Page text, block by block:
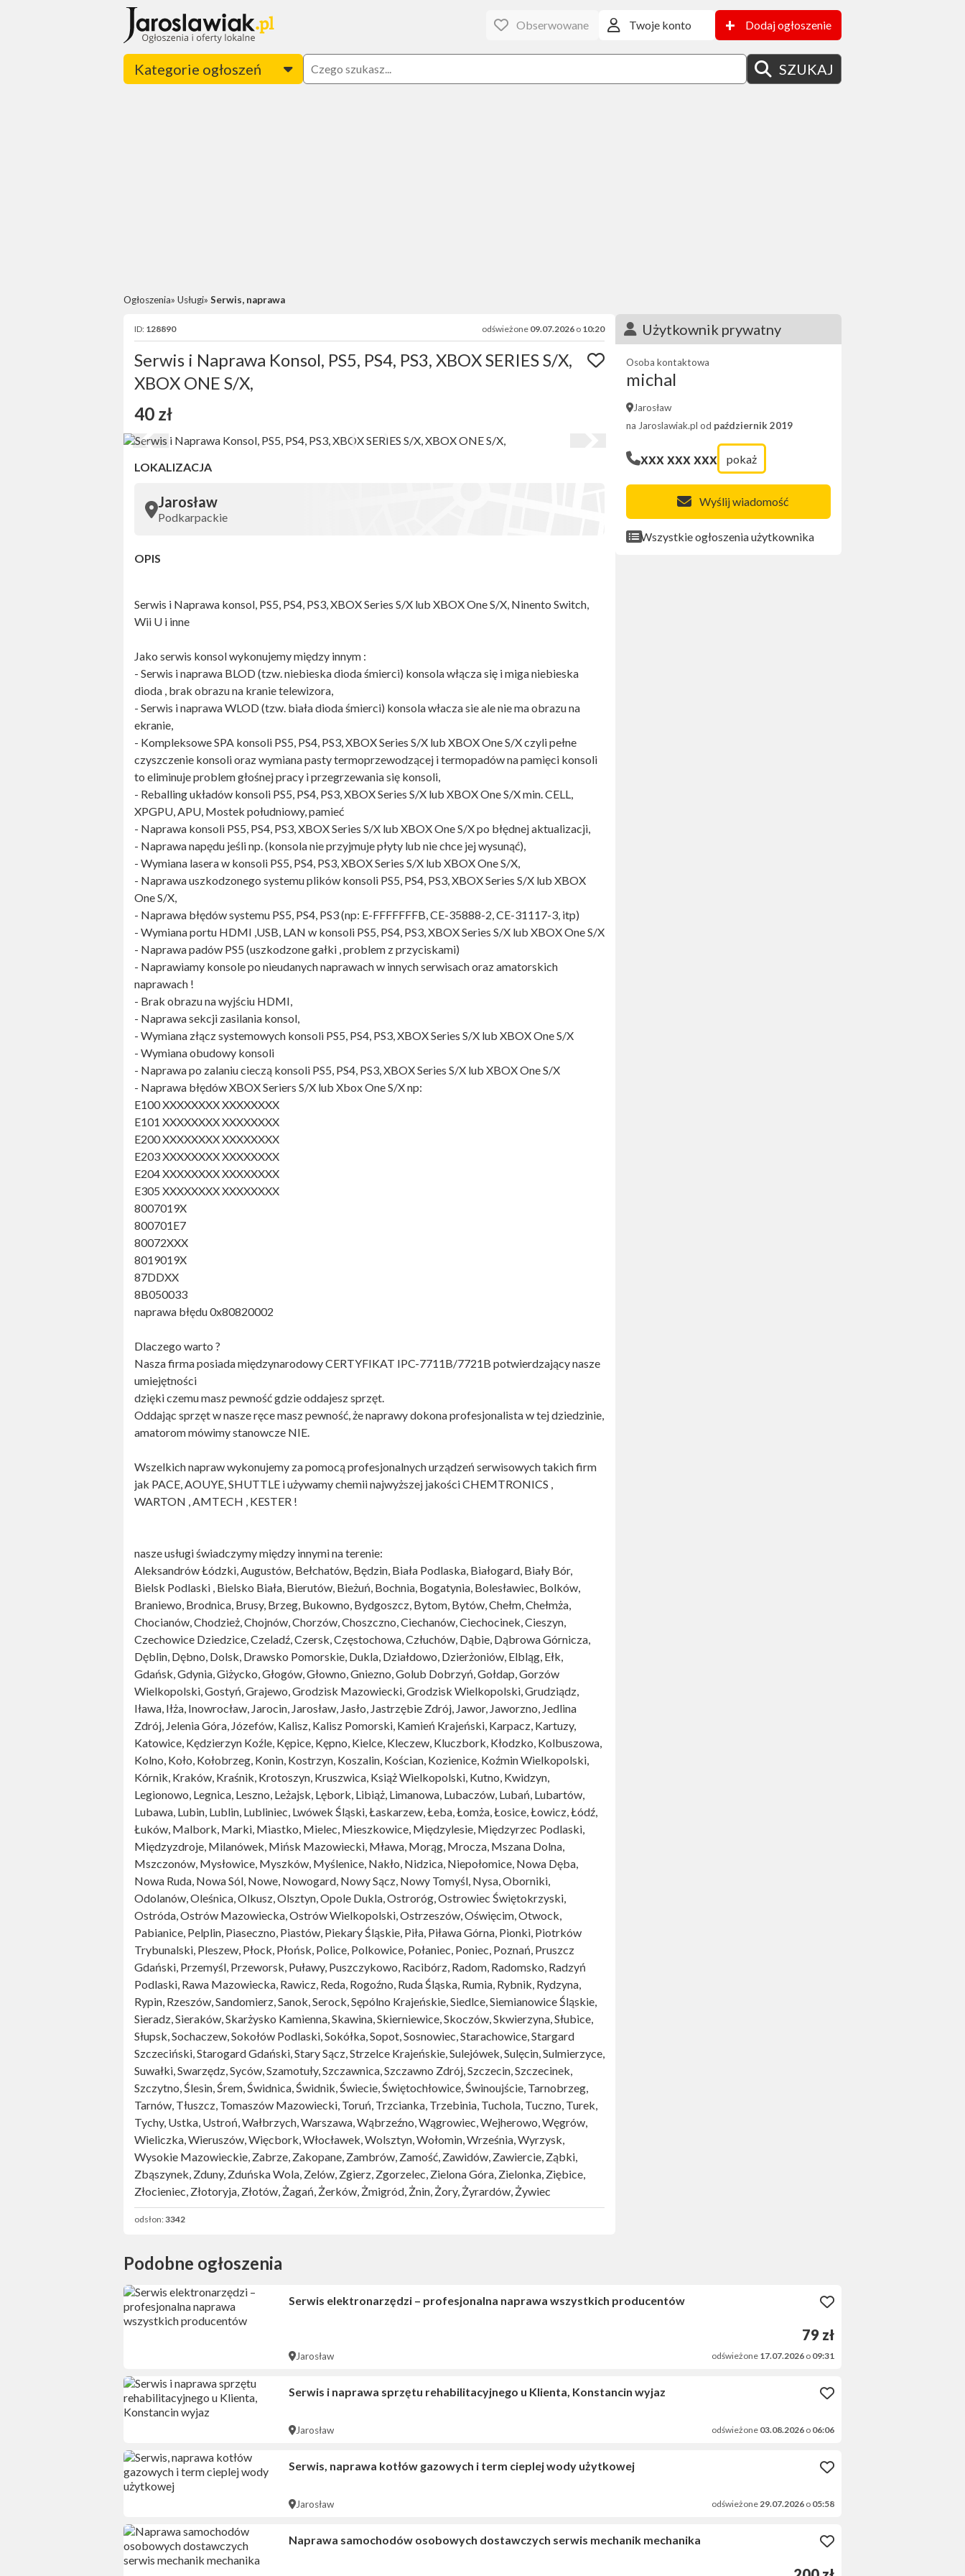
Obserwowane Twoje konto + Dodaj ogłoszenie
Kategorie ogłoszeń SZUKAJ
Ogłoszenia Usługi Serwis, naprawa
ID: 128890 odświeżone 09.07.2026 o 10:20
Serwis i Naprawa Konsol, PS5, PS4, PS3, XBOX SERIES S/X,
XBOX ONE S/X,
40 zł
LOKALIZACJA
Jarosław
Podkarpackie
OPIS
Serwis i Naprawa konsol, PS5, PS4, PS3, XBOX Series S/X lub XBOX One S/X, Ninento Switch,
Wii U i inne
Jako serwis konsol wykonujemy między innym :
- Serwis i naprawa BLOD (tzw. niebieska dioda śmierci) konsola włącza się i miga niebieska
dioda , brak obrazu na kranie telewizora,
- Serwis i naprawa WLOD (tzw. biała dioda śmierci) konsola włacza sie ale nie ma obrazu na
ekranie,
- Kompleksowe SPA konsoli PS5, PS4, PS3, XBOX Series S/X lub XBOX One S/X czyli pełne
czyszczenie konsoli oraz wymiana pasty termoprzewodzącej i termopadów na pamięci konsoli
to eliminuje problem głośnej pracy i przegrzewania się konsoli,
- Reballing układów konsoli PS5, PS4, PS3, XBOX Series S/X lub XBOX One S/X min. CELL,
XPGPU, APU, Mostek południowy, pamieć
- Naprawa konsoli PS5, PS4, PS3, XBOX Series S/X lub XBOX One S/X po błędnej aktualizacji,
- Naprawa napędu jeśli np. (konsola nie przyjmuje płyty lub nie chce jej wysunąć),
- Wymiana lasera w konsoli PS5, PS4, PS3, XBOX Series S/X lub XBOX One S/X,
- Naprawa uszkodzonego systemu plików konsoli PS5, PS4, PS3, XBOX Series S/X lub XBOX
One S/X,
- Naprawa błędów systemu PS5, PS4, PS3 (np: E-FFFFFFFB, CE-35888-2, CE-31117-3, itp)
- Wymiana portu HDMI ,USB, LAN w konsoli PS5, PS4, PS3, XBOX Series S/X lub XBOX One S/X
- Naprawa padów PS5 (uszkodzone gałki , problem z przyciskami)
- Naprawiamy konsole po nieudanych naprawach w innych serwisach oraz amatorskich
naprawach !
- Brak obrazu na wyjściu HDMI,
- Naprawa sekcji zasilania konsol,
- Wymiana złącz systemowych konsoli PS5, PS4, PS3, XBOX Series S/X lub XBOX One S/X
- Wymiana obudowy konsoli
- Naprawa po zalaniu cieczą konsoli PS5, PS4, PS3, XBOX Series S/X lub XBOX One S/X
- Naprawa błędów XBOX Seriers S/X lub Xbox One S/X np:
E100 XXXXXXXX XXXXXXXX
E101 XXXXXXXX XXXXXXXX
E200 XXXXXXXX XXXXXXXX
E203 XXXXXXXX XXXXXXXX
E204 XXXXXXXX XXXXXXXX
E305 XXXXXXXX XXXXXXXX
8007019X
800701E7
80072XXX
8019019X
87DDXX
8B050033
naprawa błędu 0x80820002
Dlaczego warto ?
Nasza firma posiada międzynarodowy CERTYFIKAT IPC-7711B/7721B potwierdzający nasze
umiejętności
dzięki czemu masz pewność gdzie oddajesz sprzęt.
Oddając sprzęt w nasze ręce masz pewność, że naprawy dokona profesjonalista w tej dziedzinie,
amatorom mówimy stanowcze NIE.
Wszelkich napraw wykonujemy za pomocą profesjonalnych urządzeń serwisowych takich firm
jak PACE, AOUYE, SHUTTLE i używamy chemii najwyższej jakości CHEMTRONICS ,
WARTON , AMTECH , KESTER !
nasze usługi świadczymy między innymi na terenie:
Aleksandrów Łódzki, Augustów, Bełchatów, Będzin, Biała Podlaska, Białogard, Biały Bór,
Bielsk Podlaski , Bielsko Biała, Bierutów, Bieżuń, Bochnia, Bogatynia, Bolesławiec, Bolków,
Braniewo, Brodnica, Brusy, Brzeg, Bukowno, Bydgoszcz, Bytom, Bytów, Chełm, Chełmża,
Chocianów, Chodzież, Chojnów, Chorzów, Choszczno, Ciechanów, Ciechocinek, Cieszyn,
Czechowice Dziedzice, Czeladź, Czersk, Częstochowa, Człuchów, Dąbie, Dąbrowa Górnicza,
Dęblin, Dębno, Dolsk, Drawsko Pomorskie, Dukla, Działdowo, Dzierżoniów, Elbląg, Ełk,
Gdańsk, Gdynia, Giżycko, Głogów, Głowno, Gniezno, Golub Dobrzyń, Gołdap, Gorzów
Wielkopolski, Gostyń, Grajewo, Grodzisk Mazowiecki, Grodzisk Wielkopolski, Grudziądz,
Iława, Iłża, Inowrocław, Jarocin, Jarosław, Jasło, Jastrzębie Zdrój, Jawor, Jaworzno, Jedlina
Zdrój, Jelenia Góra, Józefów, Kalisz, Kalisz Pomorski, Kamień Krajeński, Karpacz, Kartuzy,
Katowice, Kędzierzyn Koźle, Kępice, Kępno, Kielce, Kleczew, Kluczbork, Kłodzko, Kolbuszowa,
Kolno, Koło, Kołobrzeg, Konin, Kostrzyn, Koszalin, Kościan, Kozienice, Koźmin Wielkopolski,
Kórnik, Kraków, Kraśnik, Krotoszyn, Kruszwica, Książ Wielkopolski, Kutno, Kwidzyn,
Legionowo, Legnica, Leszno, Leżajsk, Lębork, Libiąż, Limanowa, Lubaczów, Lubań, Lubartów,
Lubawa, Lubin, Lublin, Lubliniec, Lwówek Śląski, Łaskarzew, Łeba, Łomża, Łosice, Łowicz, Łódź,
Łuków, Malbork, Marki, Miastko, Mielec, Mieszkowice, Międzylesie, Międzyrzec Podlaski,
Międzyzdroje, Milanówek, Mińsk Mazowiecki, Mława, Morąg, Mrocza, Mszana Dolna,
Mszczonów, Mysłowice, Myszków, Myślenice, Nakło, Nidzica, Niepołomice, Nowa Dęba,
Nowa Ruda, Nowa Sól, Nowe, Nowogard, Nowy Sącz, Nowy Tomyśl, Nysa, Oborniki,
Odolanów, Oleśnica, Olkusz, Olsztyn, Opole Dukla, Ostroróg, Ostrowiec Świętokrzyski,
Ostróda, Ostrów Mazowiecka, Ostrów Wielkopolski, Ostrzeszów, Oświęcim, Otwock,
Pabianice, Pelplin, Piaseczno, Piastów, Piekary Śląskie, Piła, Piława Górna, Pionki, Piotrków
Trybunalski, Pleszew, Płock, Płońsk, Police, Polkowice, Połaniec, Poniec, Poznań, Pruszcz
Gdański, Przemyśl, Przeworsk, Puławy, Puszczykowo, Racibórz, Radom, Radomsko, Radzyń
Podlaski, Rawa Mazowiecka, Rawicz, Reda, Rogoźno, Ruda Śląska, Rumia, Rybnik, Rydzyna,
Rypin, Rzeszów, Sandomierz, Sanok, Serock, Sępólno Krajeńskie, Siedlce, Siemianowice Śląskie,
Sieradz, Sieraków, Skarżysko Kamienna, Skawina, Skierniewice, Skoczów, Skwierzyna, Słubice,
Słupsk, Sochaczew, Sokołów Podlaski, Sokółka, Sopot, Sosnowiec, Starachowice, Stargard
Szczeciński, Starogard Gdański, Stary Sącz, Strzelce Krajeńskie, Sulejówek, Sulęcin, Sulmierzyce,
Suwałki, Swarzędz, Syców, Szamotuły, Szczawnica, Szczawno Zdrój, Szczecin, Szczecinek,
Szczytno, Ślesin, Śrem, Świdnica, Świdnik, Świecie, Świętochłowice, Świnoujście, Tarnobrzeg,
Tarnów, Tłuszcz, Tomaszów Mazowiecki, Toruń, Trzcianka, Trzebinia, Tuchola, Tuczno, Turek,
Tychy, Ustka, Ustroń, Wałbrzych, Warszawa, Wąbrzeźno, Wągrowiec, Wejherowo, Węgrów,
Wieliczka, Wieruszów, Więcbork, Włocławek, Wolsztyn, Wołomin, Września, Wyrzysk,
Wysokie Mazowieckie, Zabrze, Zakopane, Zambrów, Zamość, Zawidów, Zawiercie, Ząbki,
Zbąszynek, Zduny, Zduńska Wola, Zelów, Zgierz, Zgorzelec, Zielona Góra, Zielonka, Ziębice,
Złocieniec, Złotoryja, Złotów, Żagań, Żerków, Żmigród, Żnin, Żory, Żyrardów, Żywiec
odsłon:3342
Użytkownik prywatny
Osoba kontaktowa
michal
Jarosław
na Jaroslawiak.pl od październik 2019
xxx xxx xxx pokaż
Wyślij wiadomość
Wszystkie ogłoszenia użytkownika
Podobne ogłoszenia
Serwis elektronarzędzi – profesjonalna naprawa wszystkich producentów
79 zł
Jarosław odświeżone 17.07.2026 o 09:31
Serwis i naprawa sprzętu rehabilitacyjnego u Klienta, Konstancin wyjaz
Jarosław odświeżone 03.08.2026 o 06:06
Serwis, naprawa kotłów gazowych i term cieplej wody użytkowej
Jarosław odświeżone29.07.2026 o 05:58
Naprawa samochodów osobowych dostawczych serwis mechanik mechanika